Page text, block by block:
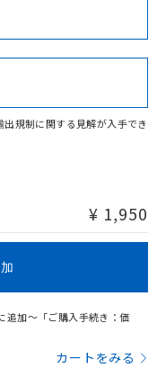
Cd Cr(VI)
あります。
証/適合状況ページへ
からご検索ください
規制に関する見解が入手でき
¥ 1,950
追加～「ご購入手続き：価
カートをみる